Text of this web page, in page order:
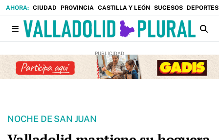
CIUDAD PROVINCIA CASTILLA Y LEÓN SUCESOS DEPORTES
NOCHE DE SAN JUAN